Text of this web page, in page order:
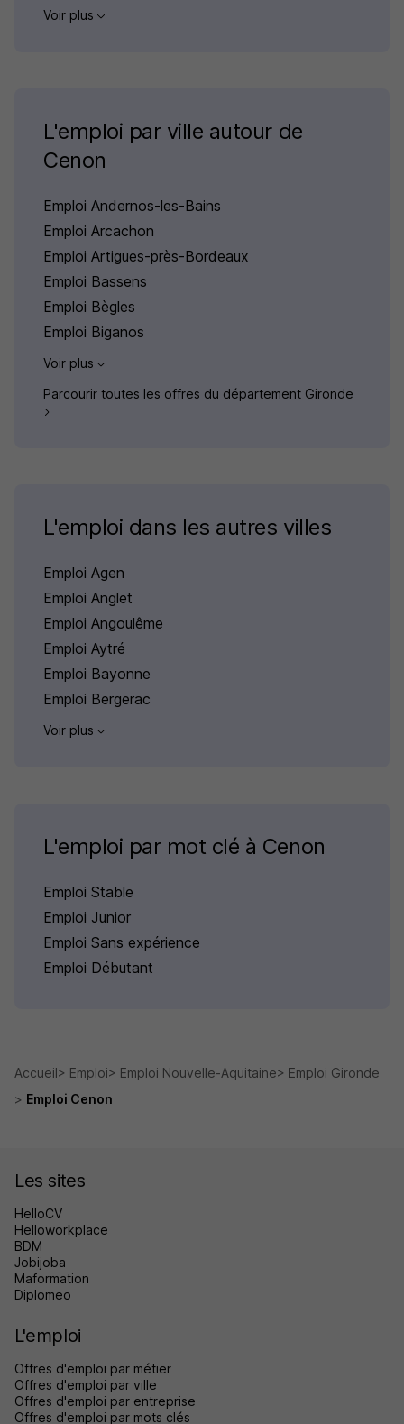
Voir plus
L'emploi par ville autour de
Cenon
Emploi Andernos-les-Bains
Emploi Arcachon
Emploi Artigues-près-Bordeaux
Emploi Bassens
Emploi Bègles
Emploi Biganos
Voir plus
Parcourir toutes les offres du département Gironde
L'emploi dans les autres villes
Emploi Agen
Emploi Anglet
Emploi Angoulême
Emploi Aytré
Emploi Bayonne
Emploi Bergerac
Voir plus
L'emploi par mot clé à Cenon
Emploi Stable
Emploi Junior
Emploi Sans expérience
Emploi Débutant
Accueil Emploi Emploi Nouvelle-Aquitaine
Emploi Gironde
Emploi Cenon
Les sites
HelloCV
Helloworkplace
BDM
Jobijoba
Maformation
Diplomeo
L'emploi
Offres d'emploi par métier
Offres d'emploi par ville
Offres d'emploi par entreprise
Offres d'emploi par mots clés